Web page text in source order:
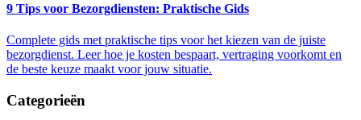
9 Tips voor Bezorgdiensten: Praktische Gids
Complete gids met praktische tips voor het kiezen van de juiste
bezorgdienst. Leer hoe je kosten bespaart, vertraging voorkomt en
de beste keuze maakt voor jouw situatie.
Categorieën